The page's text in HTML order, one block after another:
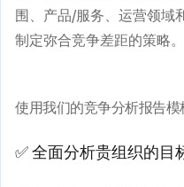
围、产品/服务、运营领域
制定弥合竞争差距的策略。
使用我们的竞争分析报告模
✅ 全面分析贵组织的目